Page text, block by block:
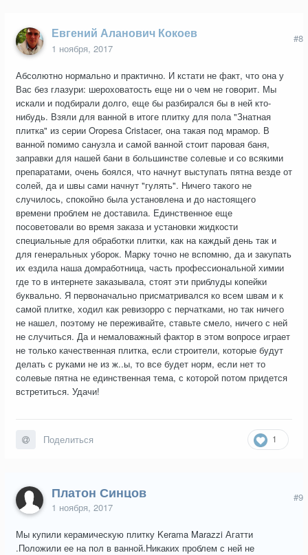
Евгений Аланович Кокоев
1 ноября, 2017
#8
Абсолютно нормально и практично. И кстати не факт, что она у
Вас без глазури: шероховатость еще ни о чем не говорит. Мы
искали и подбирали долго, еще бы разбирался бы в ней кто-
нибудь. Взяли для ванной в итоге плитку для пола "Знатная
плитка" из серии Oropesa Cristacer, она такая под мрамор. В
ванной помимо санузла и самой ванной стоит паровая баня,
заправки для нашей бани в большинстве солевые и со всякими
препаратами, очень боялся, что начнут выступать пятна везде от
солей, да и швы сами начнут "гулять". Ничего такого не
случилось, спокойно была установлена и до настоящего
времени проблем не доставила. Единственное еще
посоветовали во время заказа и установки жидкости
специальные для обработки плитки, как на каждый день так и
для генеральных уборок. Марку точно не вспомню, да и закупать
их ездила наша домработница, часть профессиональной химии
где то в интернете заказывала, стоят эти приблуды копейки
буквально. Я первоначально присматривался ко всем швам и к
самой плитке, ходил как ревизорро с перчатками, но так ничего
не нашел, поэтому не переживайте, ставьте смело, ничего с ней
не случиться. Да и немаловажный фактор в этом вопросе играет
не только качественная плитка, если строители, которые будут
делать с руками не из ж..ы, то все будет норм, если нет то
солевые пятна не единственная тема, с которой потом придется
встретиться. Удачи!
1
Поделиться
Платон Синцов
1 ноября, 2017
#9
Мы купили керамическую плитку Kerama Marazzi Агатти
.Положили ее на пол в ванной.Никаких проблем с ней не